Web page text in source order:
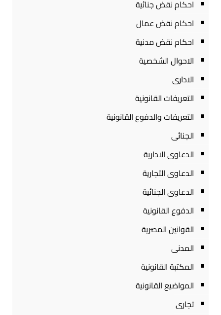
احكام نقض جنائية
احكام نقض عمال
احكام نقض مدنية
الاحوال الشخصية
الادارى
التعريفات القانونية
التعريفات والدفوع القانونية
الجنائى
الدعاوى الادارية
الدعاوى التجارية
الدعاوى الجنائية
الدفوع القانونية
القوانين المصرية
المدنى
المكتبة القانونية
المواضيع القانونية
تجارى